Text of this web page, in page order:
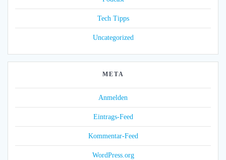
Tech Tipps
Uncategorized
META
Anmelden
Eintrags-Feed
Kommentar-Feed
WordPress.org